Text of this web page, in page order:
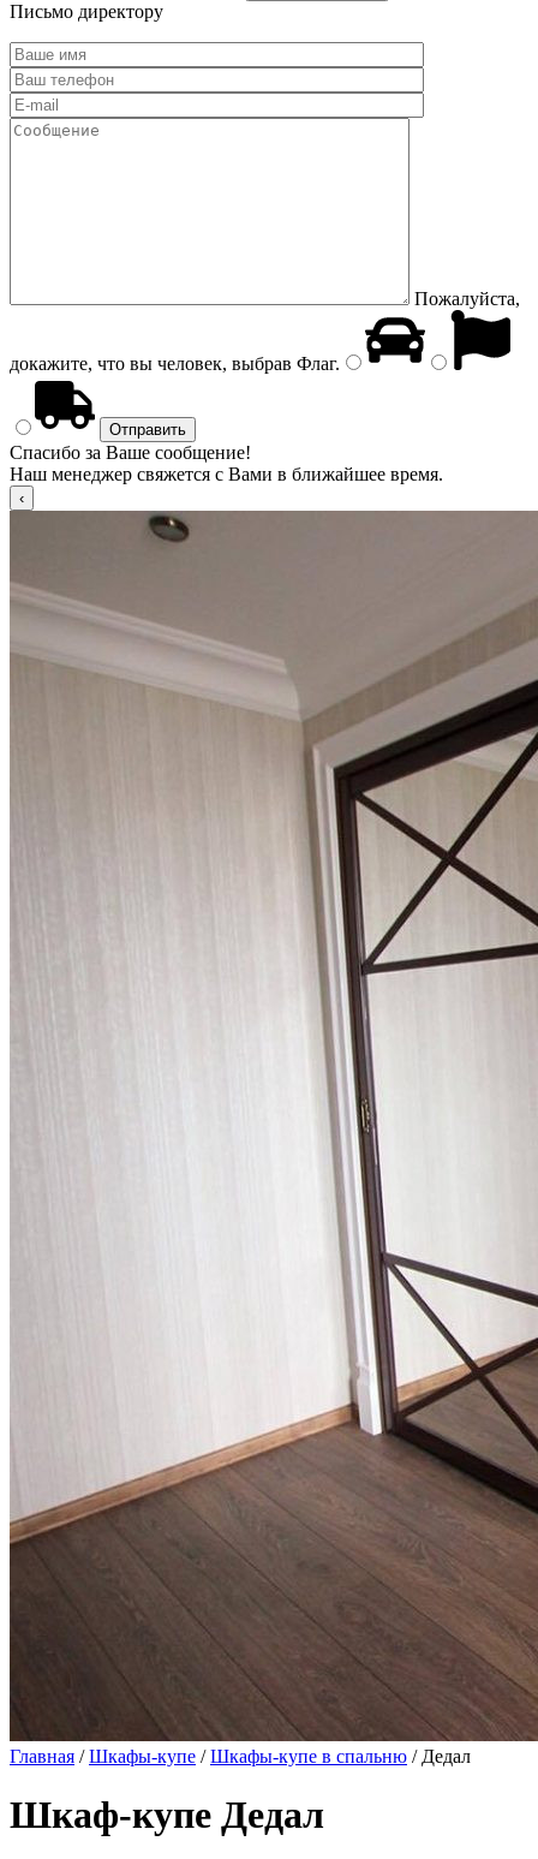
Письмо директору
Пожалуйста,
докажите, что вы человек, выбрав Флаг.
Спасибо за Ваше сообщение!
Наш менеджер свяжется с Вами в ближайшее время.
Главная /Шкафы-купе /Шкафы-купе в спальню / Дедал
Шкаф-купе Дедал